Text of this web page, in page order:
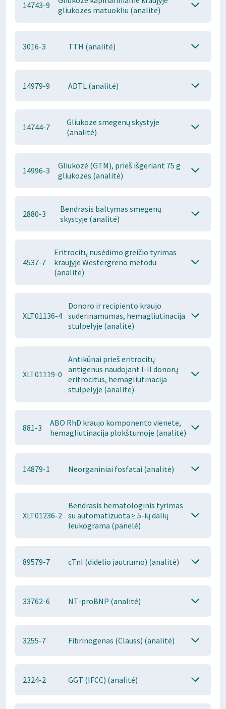
14743-9
gliukozės matuokliu (analitė)
3016-3 TTH (analitė)
14979-9 ADTL (analitė)
14744-7
Gliukozė smegenų skystyje
(analitė)
14996-3
Gliukozė (GTM), prieš išgeriant 75 g
gliukozės (analitė)
2880-3
Bendrasis baltymas smegenų
skystyje (analitė)
4537-7
Eritrocitų nusėdimo greičio tyrimas
kraujyje Westergreno metodu
(analitė)
XLT01136-4
Donoro ir recipiento kraujo
suderinamumas, hemagliutinacija
stulpelyje (analitė)
XLT01119-0
Antikūnai prieš eritrocitų
antigenus naudojant I-II donorų
eritrocitus, hemagliutinacija
stulpelyje (analitė)
881-3
ABO RhD kraujo komponento vienete,
hemagliutinacija plokštumoje (analitė)
14879-1 Neorganiniai fosfatai (analitė)
XLT01236-2
Bendrasis hematologinis tyrimas
su automatizuota ≥ 5-ių dalių
leukograma (panelė)
89579-7 cTnI (didelio jautrumo) (analitė)
33762-6 NT-proBNP (analitė)
3255-7 Fibrinogenas (Clauss) (analitė)
2324-2 GGT (IFCC) (analitė)